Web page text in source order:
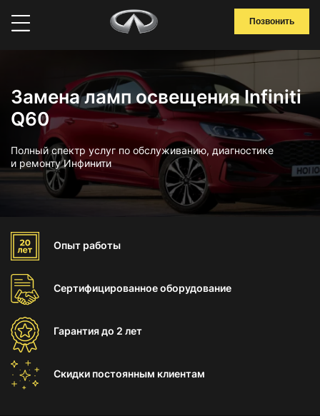
Позвонить
Замена ламп освещения Infiniti
Q60
Полный спектр услуг по обслуживанию, диагностике
и ремонту Инфинити
Опыт работы
Сертифицированноеоборудование
Гарантиядо 2 лет
Скидки постоянным клиентам